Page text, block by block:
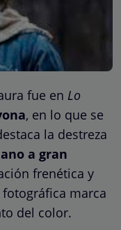
fue en Lo
, en lo que se
la destreza
a gran
frenética y
marca
del color.